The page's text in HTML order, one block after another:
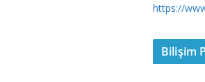
https://
Bilişim